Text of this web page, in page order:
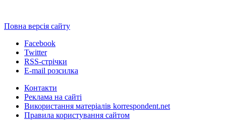
Повна версія сайту
Facebook
Twitter
RSS-стрічки
E-mail розсилка
Контакти
Реклама на сайті
Використання матеріалів korrespondent.net
Правила користування сайтом